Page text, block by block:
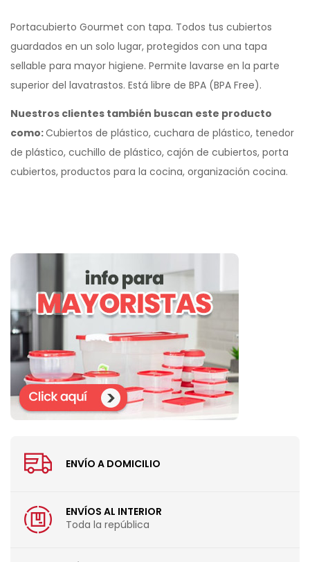
Portacubierto Gourmet con tapa. Todos tus cubiertos
guardados en un solo lugar, protegidos con una tapa
sellable para mayor higiene. Permite lavarse en la parte
superior del lavatrastos. Está libre de BPA (BPA Free).
Nuestros clientes también buscan este producto
como:Cubiertos de plástico, cuchara de plástico, tenedor
de plástico, cuchillo de plástico, cajón de cubiertos, porta
cubiertos, productos para la cocina, organización cocina.
ENVÍO A DOMICILIO
ENVÍOS AL INTERIOR
Toda la república